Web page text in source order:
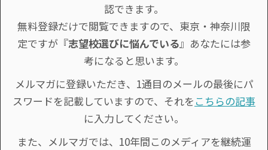
認できます。
無料登録だけで閲覧できますので、東京・神奈川限
定ですが『志望校選びに悩んでいる』あなたには参
考になると思います。
メルマガに登録いただき、1通目のメールの最後にパ
スワードを記載していますので、それを こちらの記事
に入力してください。
また、メルマガでは、10年間このメディアを継続運